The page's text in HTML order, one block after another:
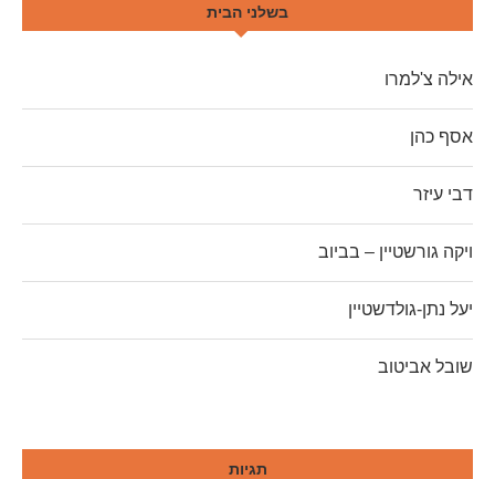
בשלני הבית
אילה צ'למרו
אסף כהן
דבי עיזר
ויקה גורשטיין – בביוב
יעל נתן-גולדשטיין
שובל אביטוב
תגיות